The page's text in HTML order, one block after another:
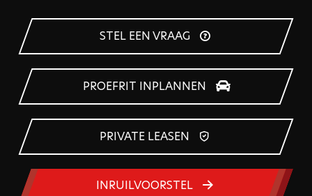
STEL EEN VRAAG
PROEFRIT INPLANNEN
PRIVATE LEASEN
INRUILVOORSTEL